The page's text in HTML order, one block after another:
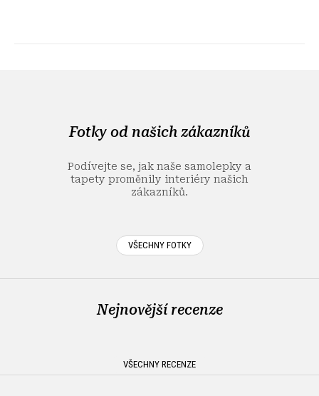
Fotky od našich zákazníků
Podívejte se, jak naše samolepky a
tapety proměnily interiéry našich
zákazníků.
VŠECHNY FOTKY
Nejnovější recenze
VŠECHNY RECENZE